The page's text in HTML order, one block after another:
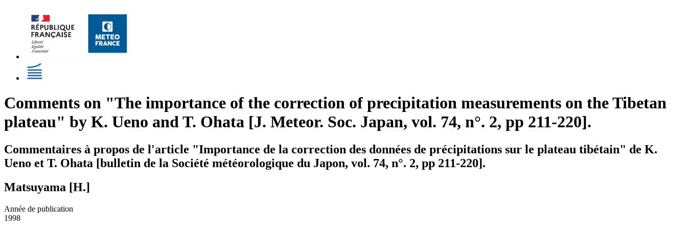
Comments on "The importance of the correction of precipitation measurements on the Tibetan
plateau" by K. Ueno and T. Ohata [J. Meteor. Soc. Japan, vol. 74, n°. 2, pp 211-220].
Commentaires à propos de l'article "Importance de la correction des données de précipitations sur le plateau tibétain" de K.
Ueno et T. Ohata [bulletin de la Société météorologique du Japon, vol. 74, n°. 2, pp 211-220].
Matsuyama [H.]
Année de publication
1998